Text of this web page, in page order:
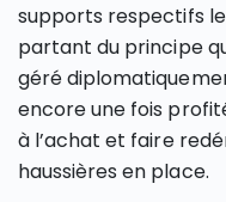
supports respectifs
partant du principe
géré
encore une fois
à l’achat et faire
haussières en place.